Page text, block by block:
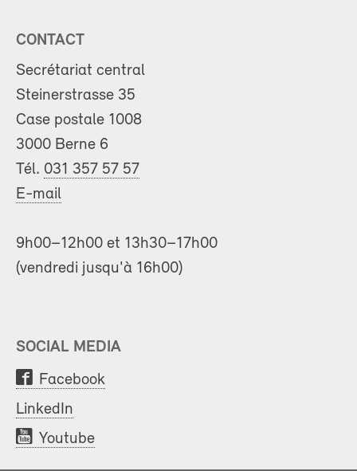
CONTACT
Secrétariat central
Steinerstrasse 35
Case postale 1008
3000 Berne 6
Tél. 031 357 57 57
E-mail
9h00–12h00 et 13h30–17h00
(vendredi jusqu'à 16h00)
SOCIAL MEDIA
Facebook
LinkedIn
Youtube